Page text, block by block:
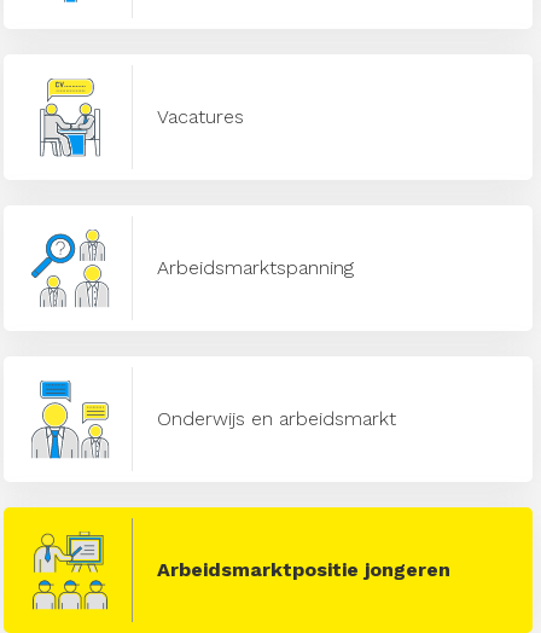
Vacatures
Arbeidsmarktspanning
Onderwijs en arbeidsmarkt
Arbeidsmarktpositie jongeren